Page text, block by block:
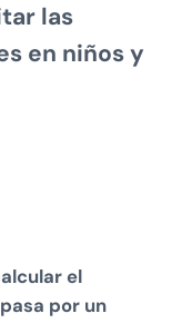
las
en niños y
el
por un